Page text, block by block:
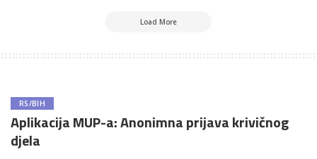
Load More
RS/BIH
Aplikacija MUP-a: Anonimna prijava krivičnog
djela